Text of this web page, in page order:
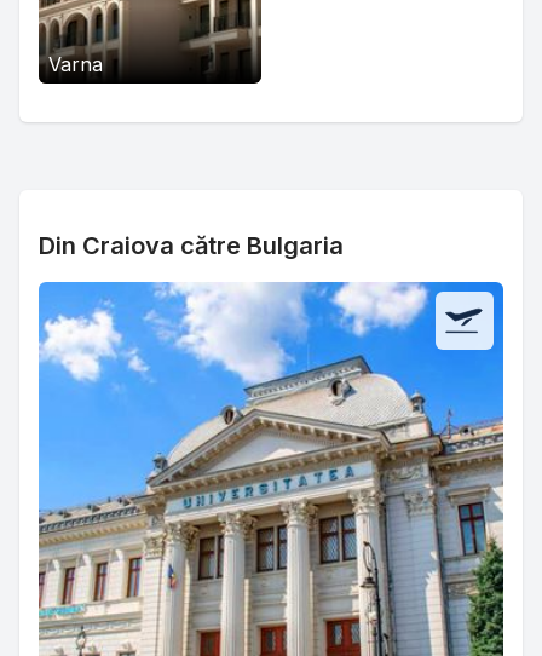
Varna
Din Craiova către Bulgaria